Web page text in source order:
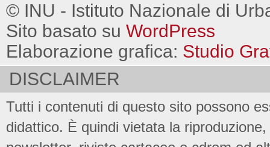
© INU - Istituto Nazionale di
Sito basato su WordPress
Elaborazione grafica: Studio
DISCLAIMER
Tutti i contenuti di questo sito possono
didattico. È quindi vietata la